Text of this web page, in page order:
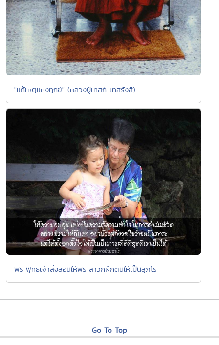
"แก้เหตุแห่งทุกข์" (หลวงปู่เทสก์ เทสรังสี)
พระพุทธเจ้าสั่งสอนให้พระสาวกฝึกตนให้เป็นสุภโร
Go To Top